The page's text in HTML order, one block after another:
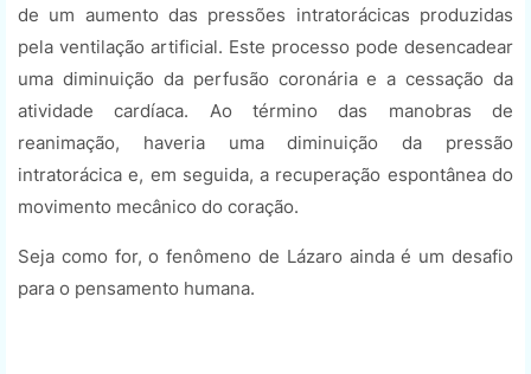
de um aumento das pressões intratorácicas produzidas
pela ventilação artificial. Este processo pode desencadear
uma diminuição da perfusão coronária e a cessação da
atividade cardíaca. Ao término das manobras de
reanimação, haveria uma diminuição da pressão
intratorácica e, em seguida, a recuperação espontânea do
movimento mecânico do coração.
Seja como for, o fenômeno de Lázaro ainda é um desafio
para o pensamento humana.